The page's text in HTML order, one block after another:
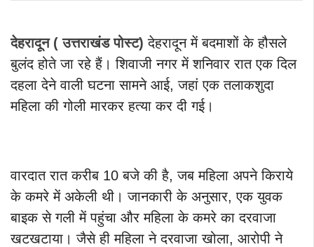
देहरादून ( उत्तराखंड पोस्ट) देहरादून में बदमाशों के हौसले
बुलंद होते जा रहे हैं। शिवाजी नगर में शनिवार रात एक दिल
दहला देने वाली घटना सामने आई, जहां एक तलाकशुदा
महिला की गोली मारकर हत्या कर दी गई।
वारदात रात करीब 10 बजे की है, जब महिला अपने किराये
के कमरे में अकेली थी।जानकारी के अनुसार, एक युवक
बाइक से गली में पहुंचा और महिला के कमरे का दरवाजा
खटखटाया। जैसे ही महिला ने दरवाजा खोला, आरोपी ने